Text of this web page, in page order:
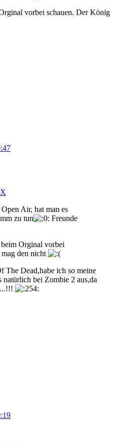
vorbei schauen. Der König
Air, hat man es
zu tun
Freunde
Orginal vorbei
den nicht
The Dead,habe ich so meine
natürlich bei Zombie 2 aus,da